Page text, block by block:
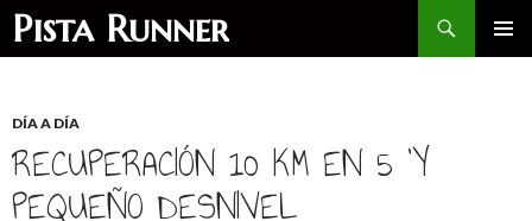
Pista Runner
Buscar
SALTAR
DÍA A DÍA
RECUPERACIÓN 10 KM EN 5 'Y
PEQUEÑO DESNIVEL